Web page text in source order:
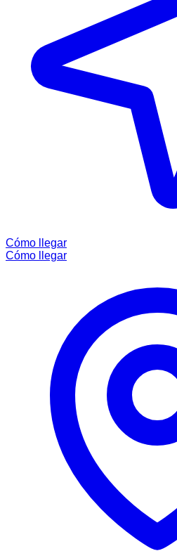
Cómo llegar
Cómo llegar